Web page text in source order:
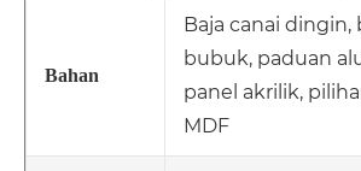
Bahan
Baja canai dingin,
bubuk, paduan
panel akrilik,
MDF